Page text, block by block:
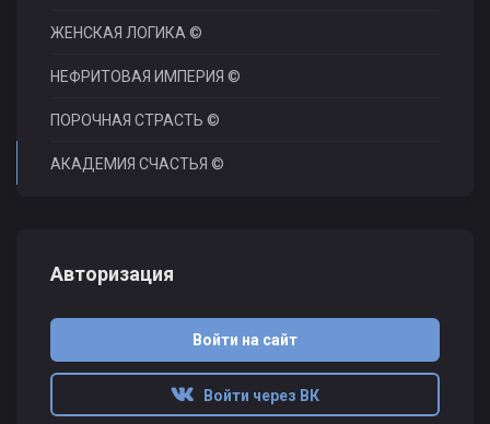
ЖЕНСКАЯ ЛОГИКА ©
НЕФРИТОВАЯ ИМПЕРИЯ ©
ПОРОЧНАЯ СТРАСТЬ ©
АКАДЕМИЯ СЧАСТЬЯ ©
Авторизация
Войти на сайт
Войти через ВК